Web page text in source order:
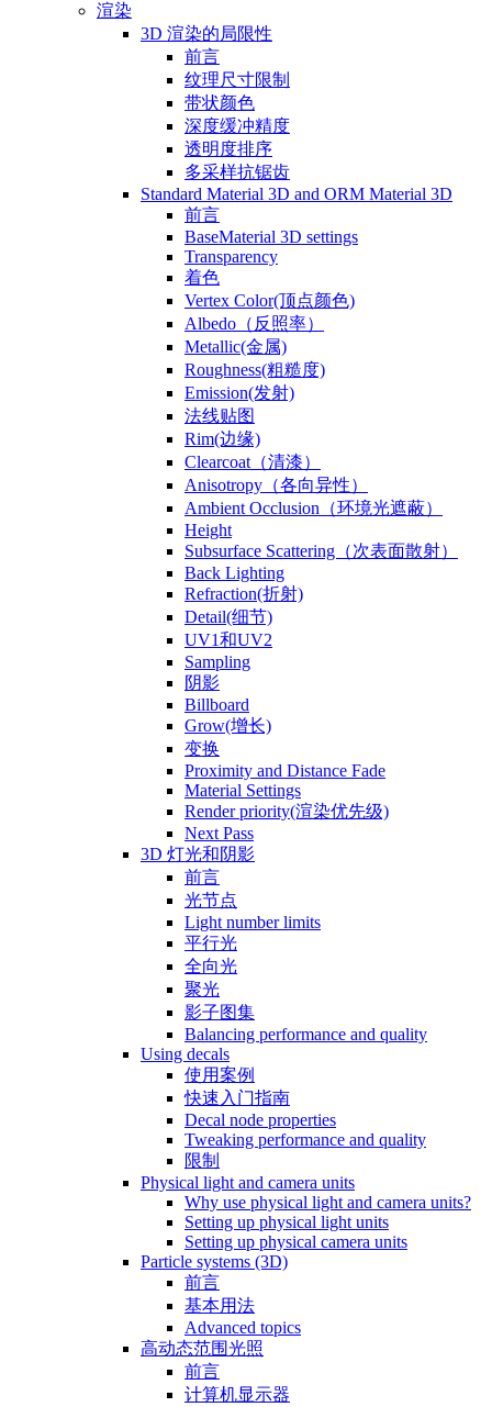
渲染
3D 渲染的局限性
前言
纹理尺寸限制
带状颜色
深度缓冲精度
透明度排序
多采样抗锯齿
Standard Material 3D and ORM Material 3D
前言
BaseMaterial 3D settings
Transparency
着色
Vertex Color(顶点颜色)
Albedo（反照率）
Metallic(金属)
Roughness(粗糙度)
Emission(发射)
法线贴图
Rim(边缘)
Clearcoat（清漆）
Anisotropy（各向异性）
Ambient Occlusion（环境光遮蔽）
Height
Subsurface Scattering（次表面散射）
Back Lighting
Refraction(折射)
Detail(细节)
UV1和UV2
Sampling
阴影
Billboard
Grow(增长)
变换
Proximity and Distance Fade
Material Settings
Render priority(渲染优先级)
Next Pass
3D 灯光和阴影
前言
光节点
Light number limits
平行光
全向光
聚光
影子图集
Balancing performance and quality
Using decals
使用案例
快速入门指南
Decal node properties
Tweaking performance and quality
限制
Physical light and camera units
Why use physical light and camera units?
Setting up physical light units
Setting up physical camera units
Particle systems (3D)
前言
基本用法
Advanced topics
高动态范围光照
前言
计算机显示器